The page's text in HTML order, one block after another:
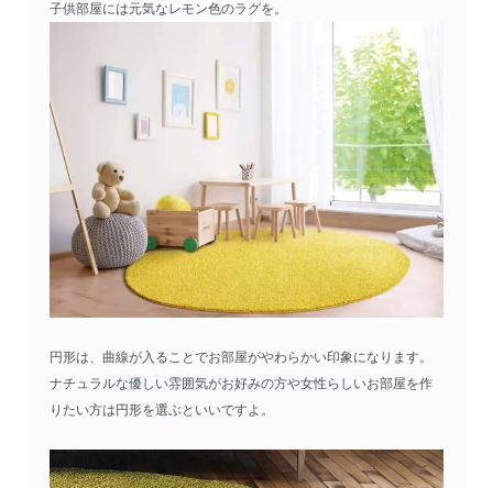
子供部屋には元気なレモン色のラグを。
円形は、曲線が入ることでお部屋がやわらかい印象になります。
ナチュラルな優しい雰囲気がお好みの方や女性らしいお部屋を作
りたい方は円形を選ぶといいですよ。